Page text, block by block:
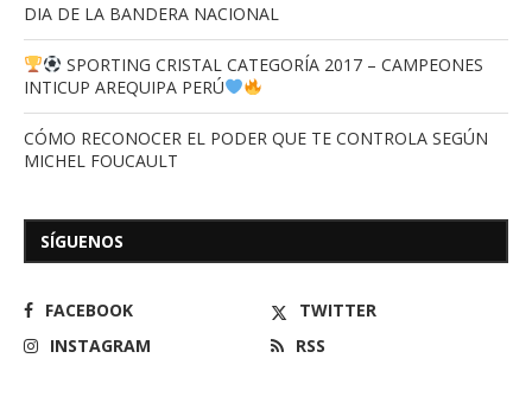
DIA DE LA BANDERA NACIONAL
SPORTING CRISTAL CATEGORÍA 2017 – CAMPEONES
INTICUP AREQUIPA PERÚ
CÓMO RECONOCER EL PODER QUE TE CONTROLA SEGÚN
MICHEL FOUCAULT
SÍGUENOS
FACEBOOK
TWITTER
INSTAGRAM
RSS